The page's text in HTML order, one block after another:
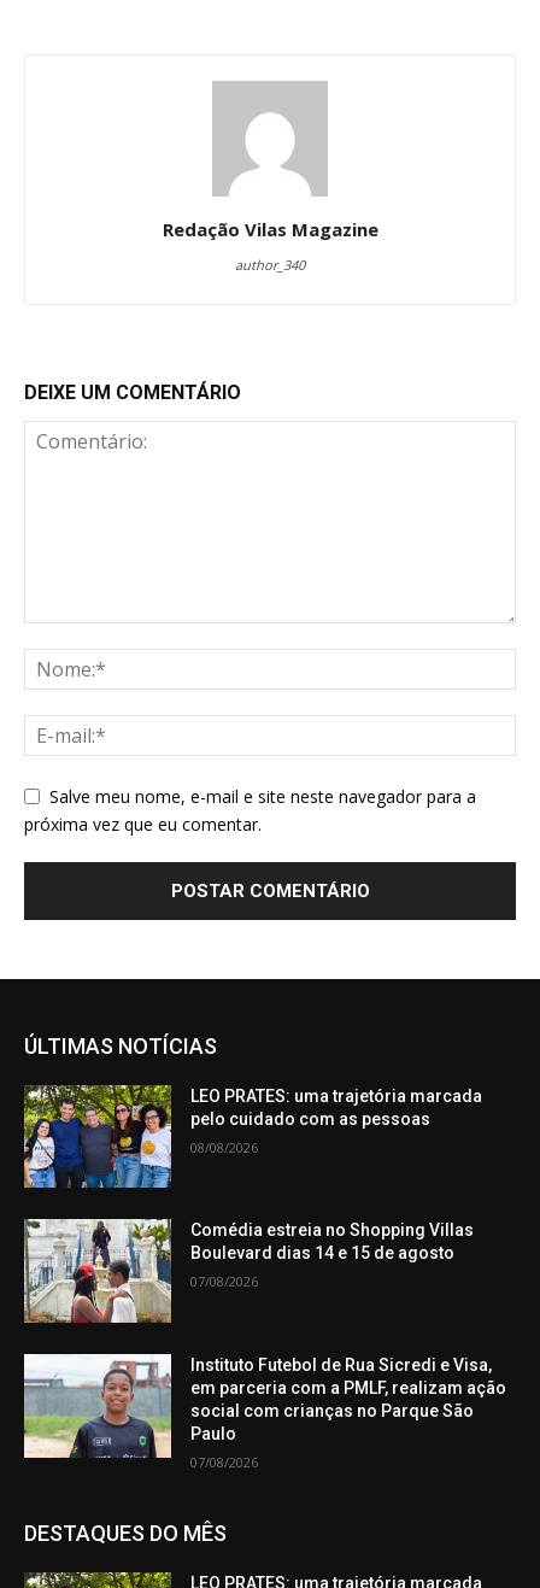
Redação Vilas Magazine
author_340
DEIXE UM COMENTÁRIO
Salve meu nome, e-mail e site neste navegador para a
próxima vez que eu comentar.
ÚLTIMAS NOTÍCIAS
LEO PRATES: uma trajetória marcada
pelo cuidado com as pessoas
08/08/2026
Comédia estreia no Shopping Villas
Boulevard dias 14 e 15 de agosto
07/08/2026
Instituto Futebol de Rua Sicredi e Visa,
em parceria com a PMLF, realizam ação
social com crianças no Parque São
Paulo
07/08/2026
DESTAQUES DO MÊS
LEO PRATES: uma trajetória marcada